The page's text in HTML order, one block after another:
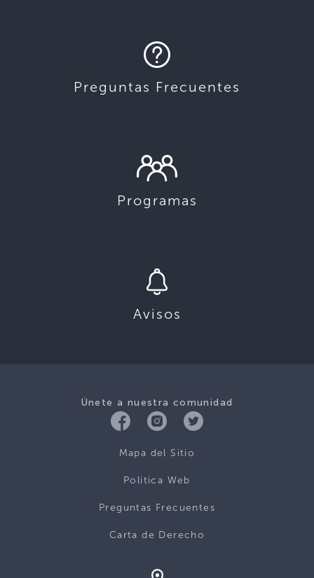
Preguntas Frecuentes
Programas
Avisos
Únete a nuestra comunidad
Mapa del Sitio
Politica Web
Preguntas Frecuentes
Carta de Derecho